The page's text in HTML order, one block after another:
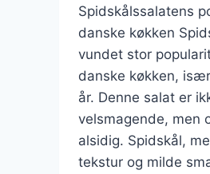
Spidskålssalatens
danske køkken
vundet stor
danske køkken,
år. Denne salat er
velsmagende, men
alsidig. Spidskål,
tekstur og milde